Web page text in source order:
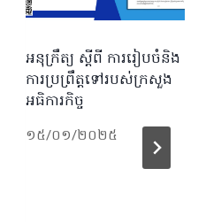
អនុក្រឹត្យ ស្តីពី ការរៀបចំនិង
ការប្រព្រឹត្តទៅរបស់ក្រសួង
អធិការកិច្ច
១៥/០១/២០២៥